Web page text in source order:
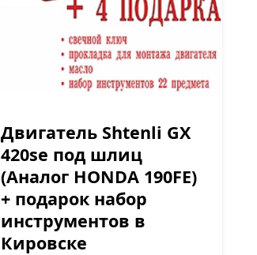
Двигатель Shtenli GX
420sе под шлиц
(Аналог HONDA 190FE)
+ подарок набор
инструментов в
Кировске